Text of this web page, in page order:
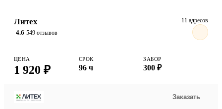
Литех
4.6 549 отзывов
11 адресов
ЦЕНА
1 920 ₽
СРОК
96 ч
ЗАБОР
300 ₽
Заказать